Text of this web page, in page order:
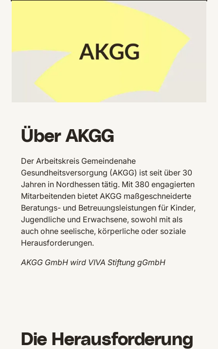
Über AKGG
Der Arbeitskreis Gemeindenahe
Gesundheitsversorgung (AKGG) ist seit über 30
Jahren in Nordhessen tätig. Mit 380 engagierten
Mitarbeitenden bietet AKGG maßgeschneiderte
Beratungs- und Betreuungsleistungen für Kinder,
Jugendliche und Erwachsene, sowohl mit als
auch ohne seelische, körperliche oder soziale
Herausforderungen.
AKGG GmbH wird VIVA Stiftung gGmbH
Die Herausforderung